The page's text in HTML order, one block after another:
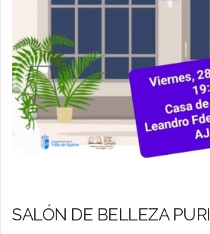
SALÓN DE BELLEZA PURI